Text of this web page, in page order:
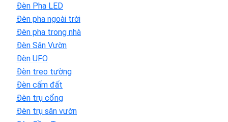
Đèn Pha LED
Đèn pha ngoài trời
Đèn pha trong nhà
Đèn Sân Vườn
Đèn UFO
Đèn treo tường
Đèn cấm đất
Đèn trụ cổng
Đèn trụ sân vườn